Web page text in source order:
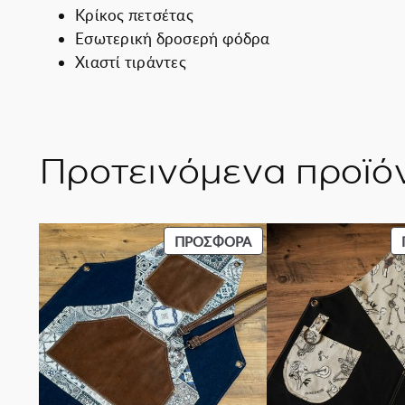
Κρίκος πετσέτας
Εσωτερική δροσερή φόδρα
Χιαστί τιράντες
Προτεινόμενα
ΠΡΟΣΦΟΡΆΠΡΟΪΌΝ
ΣΕ
ΠΡΟΣΦΟΡΆ